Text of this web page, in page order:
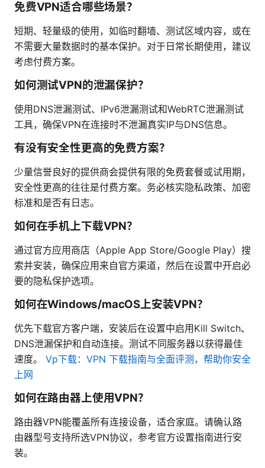
免费VPN适合哪些场景？
短期、轻量级的使用，如临时翻墙、测试区域内容，或在
不需要大量数据时的基本保护。对于日常长期使用，建议
考虑付费方案。
如何测试VPN的泄漏保护？
使用DNS泄漏测试、IPv6泄漏测试和WebRTC泄漏测试
工具，确保VPN在连接时不泄漏真实IP与DNS信息。
有没有安全性更高的免费方案？
少量信誉良好的提供商会提供有限的免费套餐或试用期，
安全性更高的往往是付费方案。务必核实隐私政策、加密
标准和是否有日志。
如何在手机上下载VPN？
通过官方应用商店（Apple App Store/Google Play）搜
索并安装，确保应用来自官方渠道，然后在设置中开启必
要的隐私保护选项。
如何在Windows/macOS上安装VPN？
优先下载官方客户端，安装后在设置中启用Kill Switch、
DNS泄漏保护和自动连接。测试不同服务器以获得最佳
速度。 Vp下载：VPN 下载指南与全面评测，帮助你安全
上网
如何在路由器上使用VPN？
路由器VPN能覆盖所有连接设备，适合家庭。请确认路
由器型号支持所选VPN协议，参考官方设置指南进行安
装。